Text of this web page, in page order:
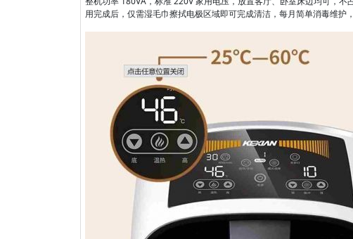
用完成后，仅需湿毛巾擦拭电极区域即可完成清洁，每月简单消毒维护